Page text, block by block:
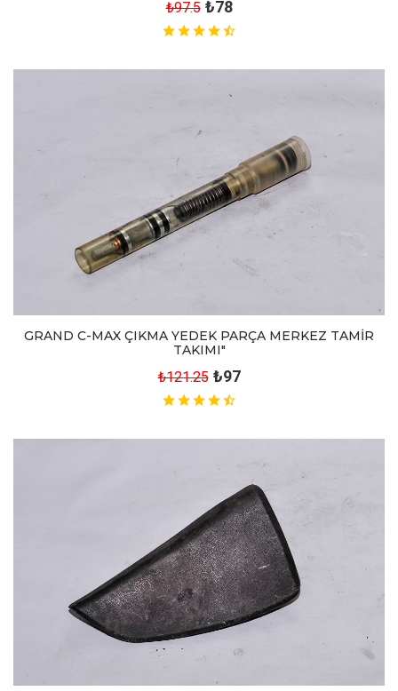
₺97.5 ₺78
GRAND C-MAX ÇIKMA YEDEK PARÇA MERKEZ TAMİR
TAKIMI"
₺121.25 ₺97